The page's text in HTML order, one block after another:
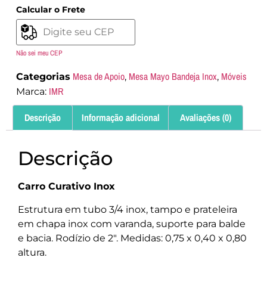
Calcular o Frete
Não sei meu CEP
Categorias Mesa de Apoio, Mesa Mayo Bandeja Inox, Móveis
Marca: IMR
Descrição Informação adicional Avaliações (0)
Descrição
Carro Curativo Inox
Estrutura em tubo 3/4 inox, tampo e prateleira
em chapa inox com varanda, suporte para balde
e bacia. Rodízio de 2″. Medidas: 0,75 x 0,40 x 0,80
altura.